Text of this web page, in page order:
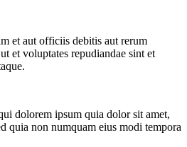
et aut officiis debitis aut rerum
et voluptates repudiandae sint et
dolorem ipsum quia dolor sit amet,
quia non numquam eius modi tempora